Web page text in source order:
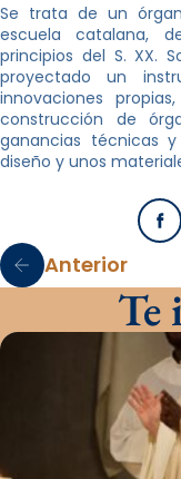
Se trata de un
escuela catalana,
principios del S. XX.
proyectado un
innovaciones
construcción de
ganancias técnicas
diseño y unos
Anterior
Te